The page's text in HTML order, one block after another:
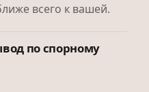
всего к вашей.
по спорному